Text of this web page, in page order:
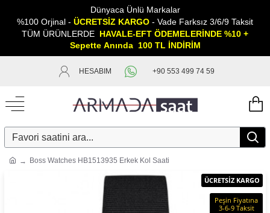
Dünyaca Ünlü Markalar
%100 Orjinal - ÜCRETSİZ KARGO - Vade Farksız 3/6/9 Taksit
TÜM ÜRÜNLERDE HAVALE-EFT ÖDEMELERİNDE %10 +
Sepette Anında 100 TL İNDİRİM
HESABIM +90 553 499 74 59
Boss Watches HB1513935 Erkek Kol Saati
ÜCRETSİZ KARGO
Peşin Fiyatına
3-6-9 Taksit